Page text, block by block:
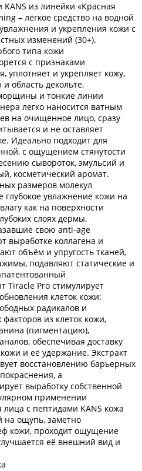
из линейки «Красная
– лёгкое средство на водной
и укрепления кожи с
изменений (30+).
типа кожи
с признаками
уплотняет и укрепляет кожу,
область декольте,
и тонкие линии
легко наносится ватным
на очищенное лицо, сразу
и не оставляет
Идеально подходит для
с ощущением стянутости
сывороток, эмульсий и
косметический аромат.
размеров молекул
глубокое увлажнение кожи на
как на поверхности
слоях дермы.
свою anti-age
выработке коллагена и
объём и упругость тканей,
подавляют статические и
Pro стимулирует
клеток кожи:
радикалов и
из клеток кожи,
(пигментацию),
обеспечивая доставку
и её удержание. Экстракт
восстановлению барьерных
а
выработку собственной
применении
лица с пептидами KANS кожа
на ощупь, заметно
кожи, проходит ощущение
её внешний вид и